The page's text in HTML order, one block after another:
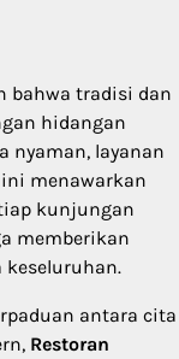
bahwa tradisi dan
hidangan
nyaman, layanan
menawarkan
kunjungan
memberikan
keseluruhan.
antara cita
Restoran